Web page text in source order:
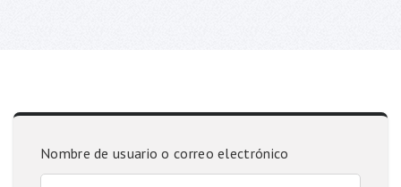
Nombre de usuario o correo electrónico